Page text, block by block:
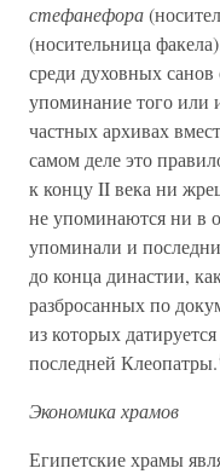
стефанефора
(носительница
среди духовных санов
упоминание того или
частных архивах
самом деле это
к концу II века ни
не упоминаются ни в
упоминали и
до конца династии,
разбросанных по
из которых
последней Клеопатры.
Экономика храмов
Египетские храмы